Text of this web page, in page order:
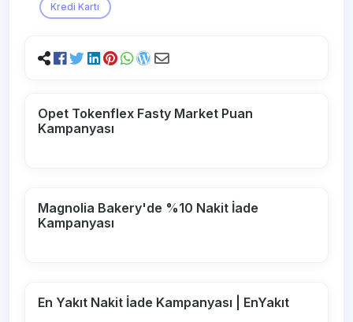
Kredi Kartı
Opet Tokenflex Fasty Market Puan
Kampanyası
Magnolia Bakery'de %10 Nakit İade
Kampanyası
En Yakıt Nakit İade Kampanyası | EnYakıt